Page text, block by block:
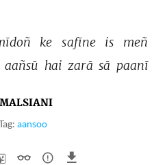
ke safīne is
meñ
aañsū hai zarā sā paanī
MALSIANI
aansoo